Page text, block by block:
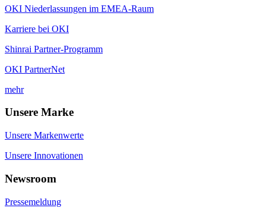
OKI Niederlassungen im EMEA-Raum
Karriere bei OKI
Shinrai Partner-Programm
OKI PartnerNet
mehr
Unsere Marke
Unsere Markenwerte
Unsere Innovationen
Newsroom
Pressemeldung